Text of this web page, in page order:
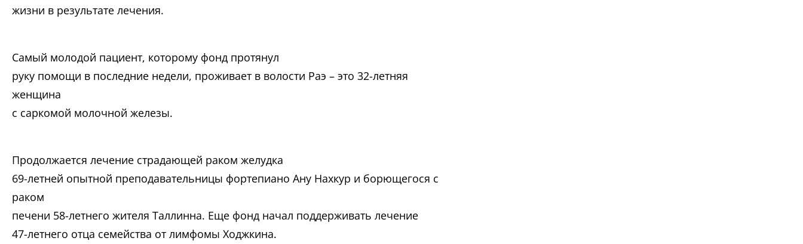
жизни в результате лечения.
Самый молодой пациент, которому фонд протянул
руку помощи в последние недели, проживает в волости Раэ – это 32-летняя
женщина
с саркомой молочной железы.
Продолжается лечение страдающей раком желудка
69-летней опытной преподавательницы фортепиано Ану Нахкур и борющегося с
раком
печени 58-летнего жителя Таллинна. Еще фонд начал поддерживать лечение
47-летнего отца семейства от лимфомы Ходжкина.